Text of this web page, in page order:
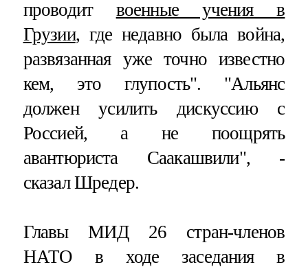
проводит военные учения в
Грузии, где недавно была война,
развязанная уже точно известно
кем, это глупость". "Альянс
должен усилить дискуссию с
Россией, а не поощрять
авантюриста Саакашвили", -
сказал Шредер.
Главы МИД 26 стран-членов
НАТО в ходе заседания в